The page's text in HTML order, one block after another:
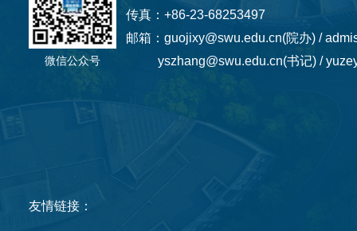
微信公众号
传真：+86-23-68253497
邮箱：guojixy@swu.edu.cn(院办) /
yszhang@swu.edu.cn(书记) /
友情链接：